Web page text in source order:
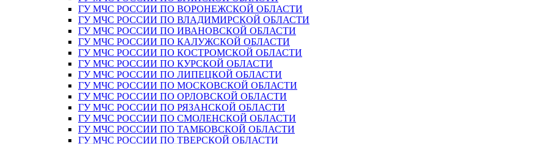
ГУ МЧС РОССИИ ПО ВОРОНЕЖСКОЙ ОБЛАСТИ
ГУ МЧС РОССИИ ПО ВЛАДИМИРСКОЙ ОБЛАСТИ
ГУ МЧС РОССИИ ПО ИВАНОВСКОЙ ОБЛАСТИ
ГУ МЧС РОССИИ ПО КАЛУЖСКОЙ ОБЛАСТИ
ГУ МЧС РОССИИ ПО КОСТРОМСКОЙ ОБЛАСТИ
ГУ МЧС РОССИИ ПО КУРСКОЙ ОБЛАСТИ
ГУ МЧС РОССИИ ПО ЛИПЕЦКОЙ ОБЛАСТИ
ГУ МЧС РОССИИ ПО МОСКОВСКОЙ ОБЛАСТИ
ГУ МЧС РОССИИ ПО ОРЛОВСКОЙ ОБЛАСТИ
ГУ МЧС РОССИИ ПО РЯЗАНСКОЙ ОБЛАСТИ
ГУ МЧС РОССИИ ПО СМОЛЕНСКОЙ ОБЛАСТИ
ГУ МЧС РОССИИ ПО ТАМБОВСКОЙ ОБЛАСТИ
ГУ МЧС РОССИИ ПО ТВЕРСКОЙ ОБЛАСТИ